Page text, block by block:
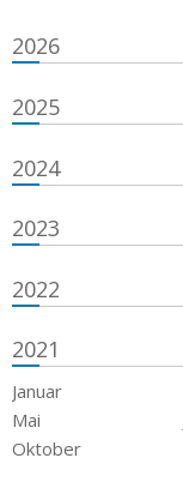
2026
2025
2024
2023
2022
2021
Januar
Mai
Oktober